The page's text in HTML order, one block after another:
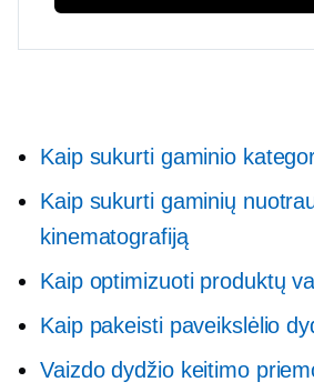
Kaip sukurti gaminio
Kaip sukurti gaminių
kinematografiją
Kaip optimizuoti produktų
Kaip pakeisti paveikslėlio
Vaizdo dydžio keitimo